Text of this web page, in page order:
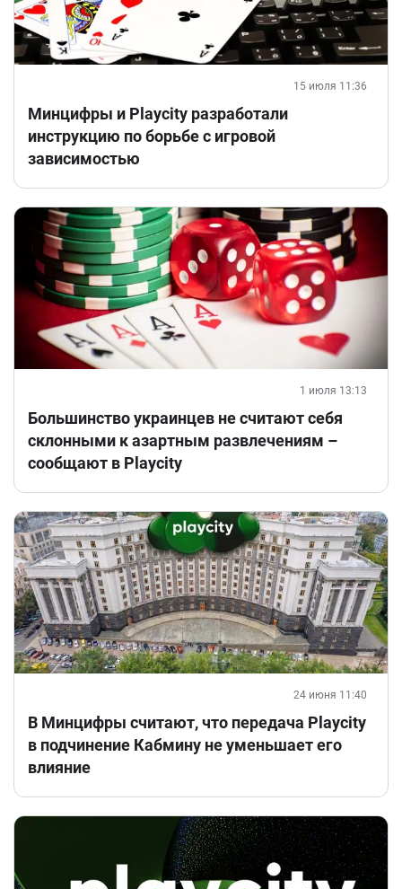
15 июля 11:36
Минцифры и Playcity разработали
инструкцию по борьбе с игровой
зависимостью
1 июля 13:13
Большинство украинцев не считают себя
склонными к азартным развлечениям –
сообщают в Playcity
24 июня 11:40
В Минцифры считают, что передача Playcity
в подчинение Кабмину не уменьшает его
влияние